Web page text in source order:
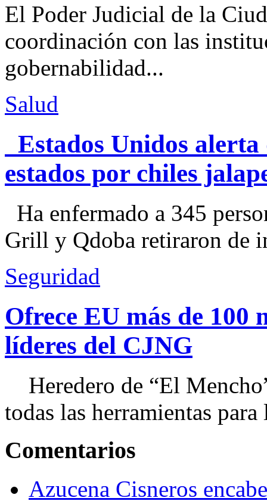
El Poder Judicial de la
coordinación con las
gobernabilidad...
Salud
Estados Unidos alerta
estados por chiles
Ha enfermado a 345
Grill y Qdoba retiraron de
Seguridad
Ofrece EU más de 100
líderes del CJNG
Heredero de “El
todas las herramientas
Comentarios
Azucena Cisneros